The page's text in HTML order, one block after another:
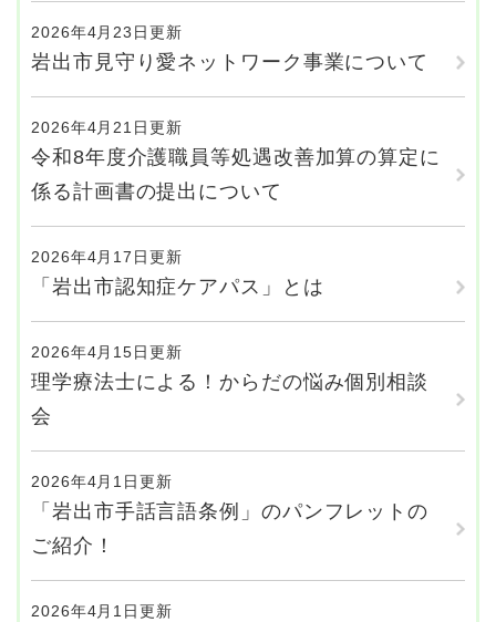
2026年4月23日更新
岩出市見守り愛ネットワーク事業について
2026年4月21日更新
令和8年度介護職員等処遇改善加算の算定に
係る計画書の提出について
2026年4月17日更新
「岩出市認知症ケアパス」とは
2026年4月15日更新
理学療法士による！からだの悩み個別相談
会
2026年4月1日更新
「岩出市手話言語条例」のパンフレットの
ご紹介！
2026年4月1日更新